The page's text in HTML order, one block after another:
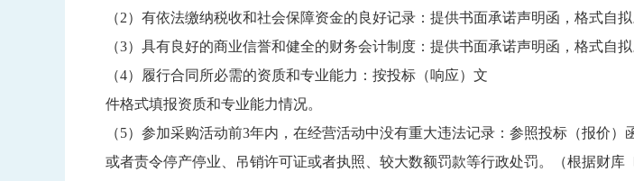
（2）有依法缴纳税收和社会保障资金的良好记录：提供书面承诺声明函，格式自拟
（3）具有良好的商业信誉和健全的财务会计制度：提供书面承诺声明函，格式自拟
（4）履行合同所必需的资质和专业能力：按投标（响应）文
件格式填报资质和专业能力情况。
（5）参加采购活动前3年内，在经营活动中没有重大违法记录：参照投标（报价
或者责令停产停业、吊销许可证或者执照、较大数额罚款等行政处罚。（根据财